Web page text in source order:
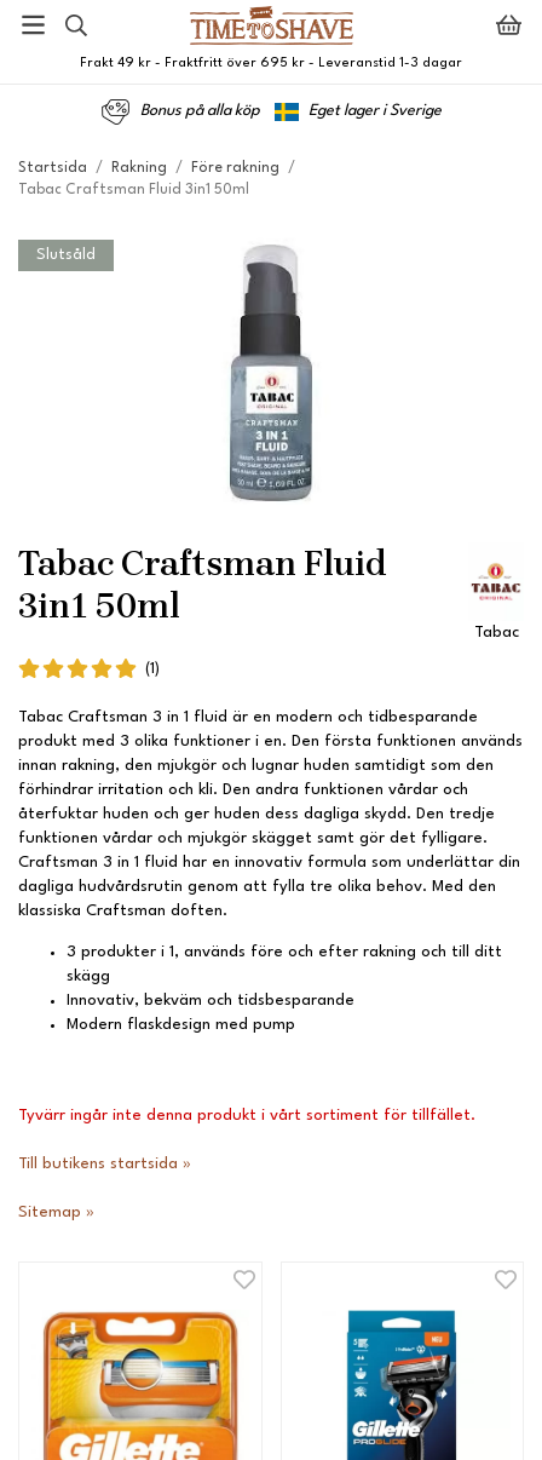
Frakt 49 kr - Fraktfritt över 695 kr - Leveranstid 1-3 dagar
Bonus på alla köp Eget lager i Sverige
Startsida / Rakning / Före rakning
/
Tabac Craftsman Fluid 3in1 50ml
Slutsåld
Tabac Craftsman Fluid
3in1 50ml
Tabac
(1)
Tabac Craftsman 3 in 1 fluid är en modern och tidbesparande
produkt med 3 olika funktioner i en. Den första funktionen används
innan rakning, den mjukgör och lugnar huden samtidigt som den
förhindrar irritation och kli. Den andra funktionen vårdar och
återfuktar huden och ger huden dess dagliga skydd. Den tredje
funktionen vårdar och mjukgör skägget samt gör det fylligare.
Craftsman 3 in 1 fluid har en innovativ formula som underlättar din
dagliga hudvårdsrutin genom att fylla tre olika behov. Med den
klassiska Craftsman doften.
3 produkter i 1, används före och efter rakning och till ditt
skägg
Innovativ, bekväm och tidsbesparande
Modern flaskdesign med pump
Tyvärr ingår inte denna produkt i vårt sortiment för tillfället.
Till butikens startsida »
Sitemap »